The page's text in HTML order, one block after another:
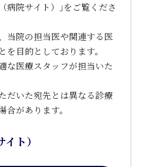
病院サイト）｣をご覧くださ
当院の担当医や関連する医
目的としております。
な医療スタッフが担当いた
だいた宛先とは異なる診療
があります。
ト）